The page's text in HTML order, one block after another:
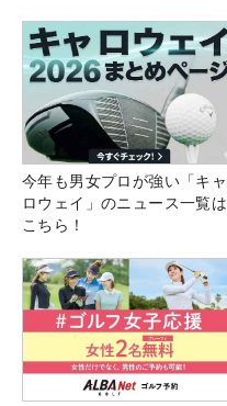
今年も男女プロが強い「キャ
ロウェイ」のニュース一覧は
こちら！